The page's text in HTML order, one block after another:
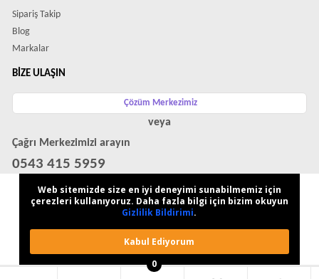
0
Sipariş Takip
Blog
Markalar
BIZE ULAŞIN
Çözüm Merkezimiz
veya
Çağrı Merkezimizi arayın
0543 415 5959
WhatsApp Destek Hattı
Web sitemizde size en iyi deneyimi sunabilmemiz için
çerezleri kullanıyoruz. Daha fazla bilgi için bizim okuyun
Gizlilik Bildirimi.
Kabul Ediyorum